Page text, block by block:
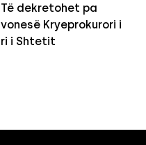
Të dekretohet pa
vonesë Kryeprokurori i
ri i Shtetit